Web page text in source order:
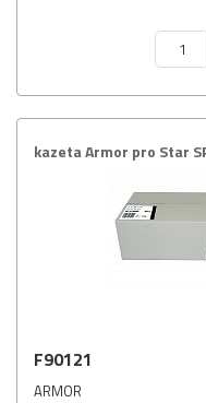
kazeta Armor pro Star
F90121
ARMOR